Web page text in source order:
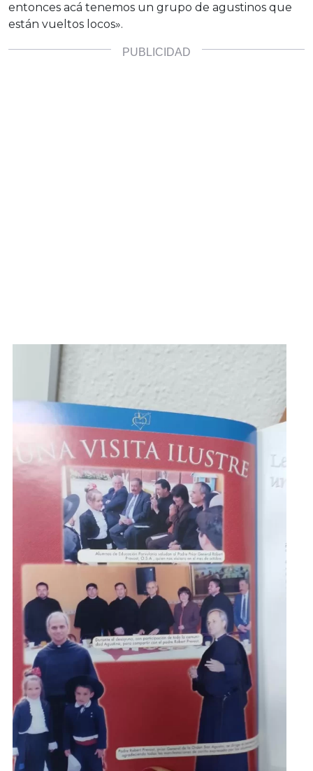
entonces acá tenemos un grupo de agustinos que
están vueltos locos».